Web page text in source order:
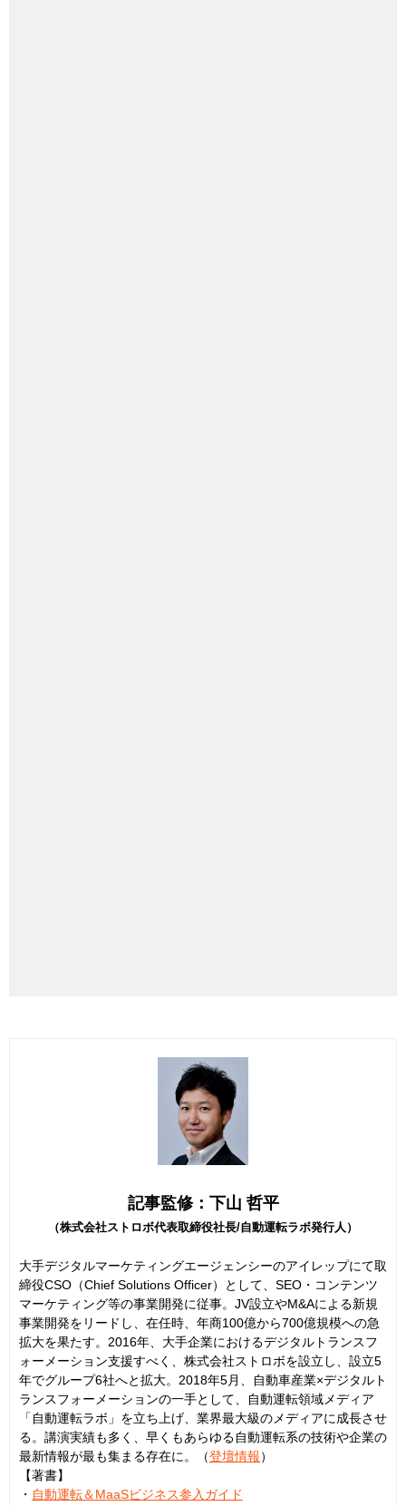
記事監修：下山 哲平
（株式会社ストロボ代表取締役社長/自動運転ラボ発行人）
大手デジタルマーケティングエージェンシーのアイレップにて取
締役CSO（Chief Solutions Officer）として、SEO・コンテンツ
マーケティング等の事業開発に従事。JV設立やM&Aによる新規
事業開発をリードし、在任時、年商100億から700億規模への急
拡大を果たす。2016年、大手企業におけるデジタルトランスフ
ォーメーション支援すべく、株式会社ストロボを設立し、設立5
年でグループ6社へと拡大。2018年5月、自動車産業×デジタルト
ランスフォーメーションの一手として、自動運転領域メディア
「自動運転ラボ」を立ち上げ、業界最大級のメディアに成長させ
る。講演実績も多く、早くもあらゆる自動運転系の技術や企業の
最新情報が最も集まる存在に。（登壇情報）
【著書】
・ 自動運転＆MaaSビジネス参入ガイド